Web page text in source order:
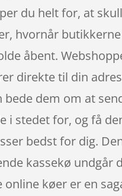
du helt for, at
hvornår
åbent.
direkte til din
bede dem om at
i stedet for, og få
bedst for dig.
kassekø undgår
online køer er en